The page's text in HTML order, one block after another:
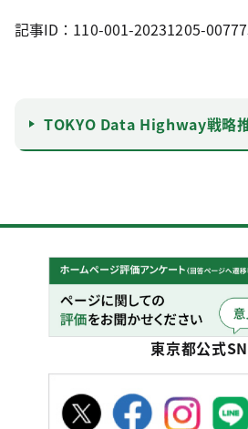
記事ID：110-001-20231205-
TOKYO Data Highway戦略
東京都公式